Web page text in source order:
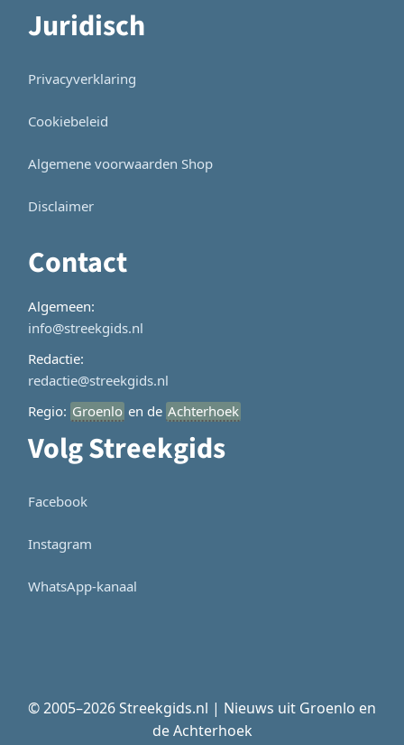
Juridisch
Privacyverklaring
Cookiebeleid
Algemene voorwaarden Shop
Disclaimer
Contact
Algemeen:
info@streekgids.nl
Redactie:
redactie@streekgids.nl
Regio: Groenlo en de Achterhoek
Volg Streekgids
Facebook
Instagram
WhatsApp-kanaal
© 2005–2026 Streekgids.nl | Nieuws uit Groenlo en
de Achterhoek